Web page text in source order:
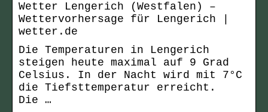
Wetter Lengerich (Westfalen) –
Wettervorhersage für Lengerich |
wetter.de
Die Temperaturen in Lengerich
steigen heute maximal auf 9 Grad
Celsius. In der Nacht wird mit 7°C
die Tiefsttemperatur erreicht.
Die …